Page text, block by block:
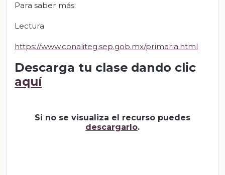
Para saber más:
Lectura
https://www.conaliteg.sep.gob.mx/primaria.html
Descarga tu clase dando clic
aquí
Si no se visualiza el recurso puedes
descargarlo.